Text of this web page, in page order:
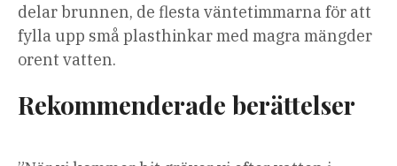
delar brunnen, de flesta väntetimmarna för att
fylla upp små plasthinkar med magra mängder
orent vatten.
Rekommenderade berättelser